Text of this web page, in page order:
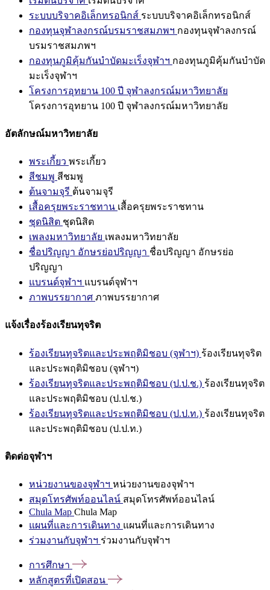
ระบบบริจาคอิเล็กทรอนิกส์ ระบบบริจาคอิเล็กทรอนิกส์
กองทุนจุฬาลงกรณ์บรมราชสมภพฯ กองทุนจุฬาลงกรณ์
บรมราชสมภพฯ
กองทุนภูมิคุ้มกันบำบัดมะเร็งจุฬาฯ กองทุนภูมิคุ้มกันบำบัด
มะเร็งจุฬาฯ
โครงการอุทยาน 100 ปี จุฬาลงกรณ์มหาวิทยาลัย
โครงการอุทยาน 100 ปี จุฬาลงกรณ์มหาวิทยาลัย
อัตลักษณ์มหาวิทยาลัย
พระเกี้ยว พระเกี้ยว
สีชมพู สีชมพู
ต้นจามจุรี ต้นจามจุรี
เสื้อครุยพระราชทาน เสื้อครุยพระราชทาน
ชุดนิสิต ชุดนิสิต
เพลงมหาวิทยาลัย เพลงมหาวิทยาลัย
ชื่อปริญญา อักษรย่อปริญญา ชื่อปริญญา อักษรย่อ
ปริญญา
แบรนด์จุฬาฯ แบรนด์จุฬาฯ
ภาพบรรยากาศ ภาพบรรยากาศ
แจ้งเรื่องร้องเรียนทุจริต
ร้องเรียนทุจริตและประพฤติมิชอบ (จุฬาฯ) ร้องเรียนทุจริต
และประพฤติมิชอบ (จุฬาฯ)
ร้องเรียนทุจริตและประพฤติมิชอบ (ป.ป.ช.) ร้องเรียนทุจริต
และประพฤติมิชอบ (ป.ป.ช.)
ร้องเรียนทุจริตและประพฤติมิชอบ (ป.ป.ท.) ร้องเรียนทุจริต
และประพฤติมิชอบ (ป.ป.ท.)
ติดต่อจุฬาฯ
หน่วยงานของจุฬาฯ หน่วยงานของจุฬาฯ
สมุดโทรศัพท์ออนไลน์ สมุดโทรศัพท์ออนไลน์
Chula Map Chula Map
แผนที่และการเดินทาง แผนที่และการเดินทาง
ร่วมงานกับจุฬาฯ ร่วมงานกับจุฬาฯ
การศึกษา
หลักสูตรที่เปิดสอน